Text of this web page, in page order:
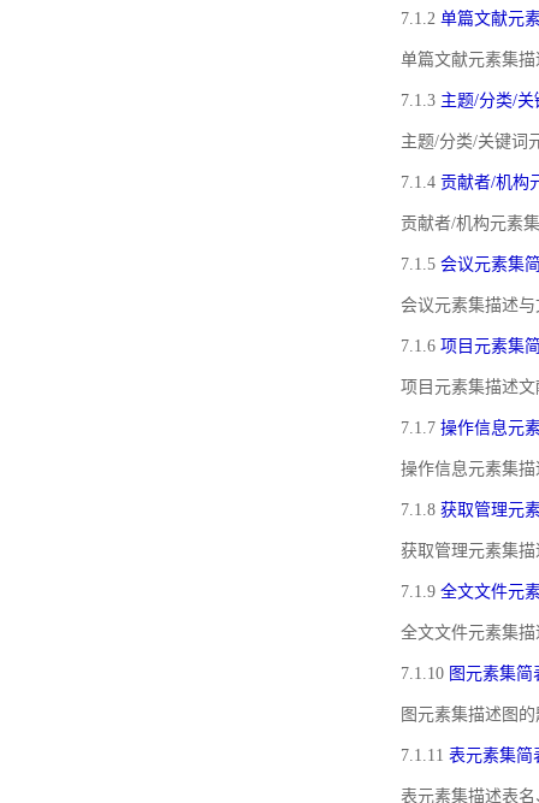
7.1.2 单篇文献元
单篇文献元素集
7.1.3 主题/分类/
主题/分类/关键词
7.1.4 贡献者/机构
贡献者/机构元素
7.1.5 会议元素集
会议元素集描述
7.1.6 项目元素集
项目元素集描述
7.1.7 操作信息元
操作信息元素集
7.1.8 获取管理元
获取管理元素集
7.1.9 全文文件元
全文文件元素集
7.1.10 图元素集简
图元素集描述图
7.1.11 表元素集简
表元素集描述表